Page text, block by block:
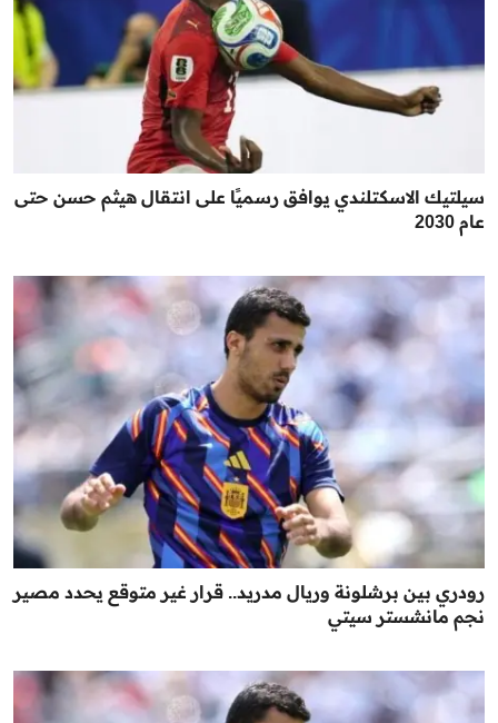
سيلتيك الاسكتلندي يوافق رسميًا على انتقال هيثم حسن حتى
عام 2030
رودري بين برشلونة وريال مدريد.. قرار غير متوقع يحدد مصير
نجم مانشستر سيتي